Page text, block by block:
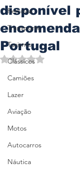
Ferrovia
Transporte
Turismo
Clássicos
Camiões
Lazer
Aviação
Motos
Autocarros
Náutica
disponível
Portugal
Avaliado com NaN